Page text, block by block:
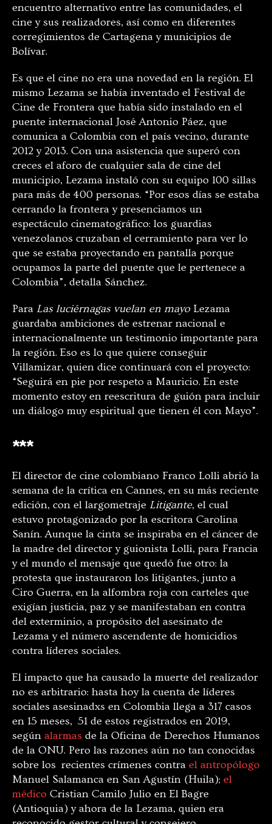
encuentro alternativo entre las comunidades, el
cine y sus realizadores, así como en diferentes
corregimientos de Cartagena y municipios de
Bolívar.
Es que el cine no era una novedad en la región. El
mismo Lezama se había inventado el Festival de
Cine de Frontera que había sido instalado en el
puente internacional José Antonio Páez, que
comunica a Colombia con el país vecino, durante
2012 y 2013. Con una asistencia que superó con
creces el aforo de cualquier sala de cine del
municipio, Lezama instaló con su equipo 100 sillas
para más de 400 personas. “Por esos días se estaba
cerrando la frontera y presenciamos un
espectáculo cinematográfico: los guardias
venezolanos cruzaban el cerramiento para ver lo
que se estaba proyectando en pantalla porque
ocupamos la parte del puente que le pertenece a
Colombia”, detalla Sánchez.
Para Las luciérnagas vuelan en mayoLezama
guardaba ambiciones de estrenar nacional e
internacionalmente un testimonio importante para
la región. Eso es lo que quiere conseguir
Villamizar, quien dice continuará con el proyecto:
“Seguirá en pie por respeto a Mauricio. En este
momento estoy en reescritura de guión para incluir
un diálogo muy espiritual que tienen él con Mayo”.
***
El director de cine colombiano Franco Lolli abrió la
semana de la crítica en Cannes, en su más reciente
edición, con el largometraje Litigante, el cual
estuvo protagonizado por la escritora Carolina
Sanín. Aunque la cinta se inspiraba en el cáncer de
la madre del director y guionista Lolli, para Francia
y el mundo el mensaje que quedó fue otro: la
protesta que instauraron los litigantes, junto a
Ciro Guerra, en la alfombra roja con carteles que
exigían justicia, paz y se manifestaban en contra
del exterminio, a propósito del asesinato de
Lezama y el número ascendente de homicidios
contra líderes sociales.
El impacto que ha causado la muerte del realizador
no es arbitrario: hasta hoy la cuenta de líderes
sociales asesinadxs en Colombia llega a 317 casos
en 15 meses, 51 de estos registrados en 2019,
según alarmas de la Oficina de Derechos Humanos
de la ONU. Pero las razones aún no tan conocidas
sobre los recientes crímenes contra el antropólogo
Manuel Salamanca en San Agustín (Huila); el
médico Cristian Camilo Julio en El Bagre
(Antioquia) y ahora de la Lezama, quien era